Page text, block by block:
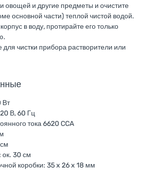
овощей и другие предметы и очистите
основной части) теплой чистой водой.
в воду, протирайте его только
для чистки прибора растворители или
Вт
В, 60 Гц
тока 6620 CCA
30 см
коробки: 35 x 26 x 18 мм